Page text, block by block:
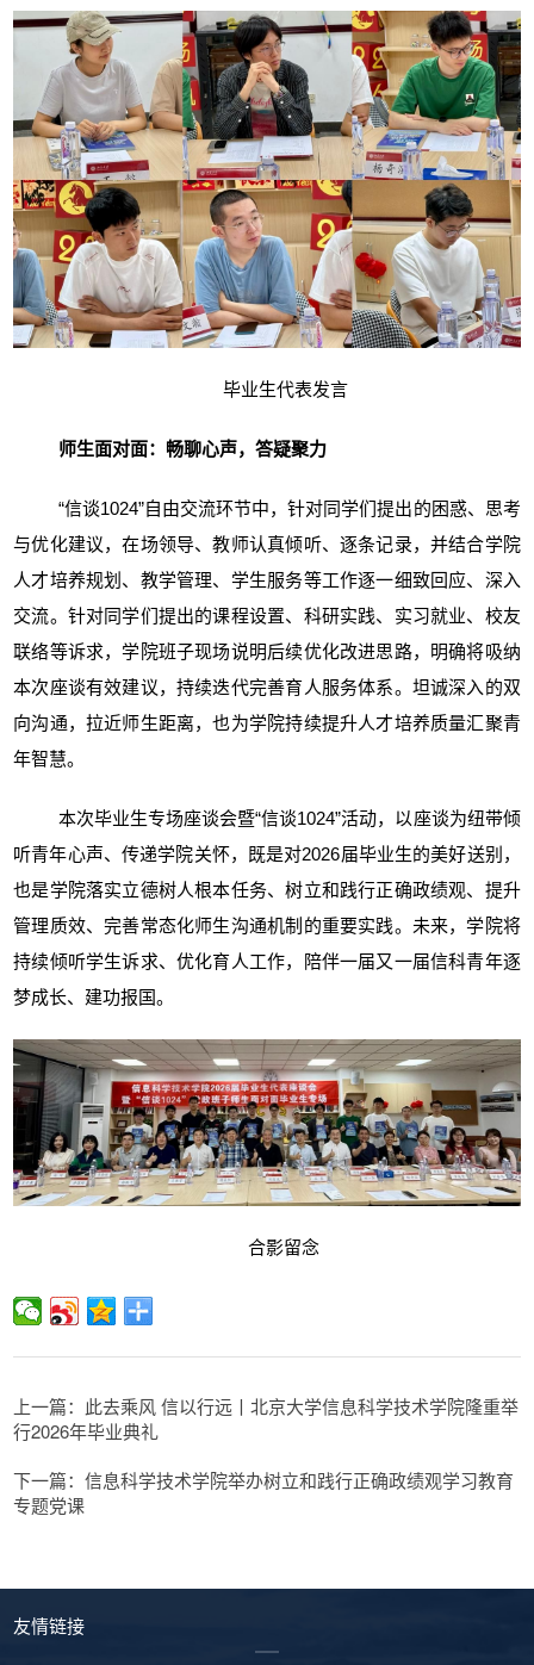
毕业生代表发言
师生面对面：畅聊心声，答疑聚力
“信谈1024”自由交流环节中，针对同学们提出的困惑、思考
与优化建议，在场领导、教师认真倾听、逐条记录，并结合学院
人才培养规划、教学管理、学生服务等工作逐一细致回应、深入
交流。针对同学们提出的课程设置、科研实践、实习就业、校友
联络等诉求，学院班子现场说明后续优化改进思路，明确将吸纳
本次座谈有效建议，持续迭代完善育人服务体系。坦诚深入的双
向沟通，拉近师生距离，也为学院持续提升人才培养质量汇聚青
年智慧。
本次毕业生专场座谈会暨“信谈1024”活动，以座谈为纽带倾
听青年心声、传递学院关怀，既是对2026届毕业生的美好送别，
也是学院落实立德树人根本任务、树立和践行正确政绩观、提升
管理质效、完善常态化师生沟通机制的重要实践。未来，学院将
持续倾听学生诉求、优化育人工作，陪伴一届又一届信科青年逐
梦成长、建功报国。
合影留念
上一篇：此去乘风 信以行远丨北京大学信息科学技术学院隆重举
行2026年毕业典礼
下一篇：信息科学技术学院举办树立和践行正确政绩观学习教育
专题党课
友情链接